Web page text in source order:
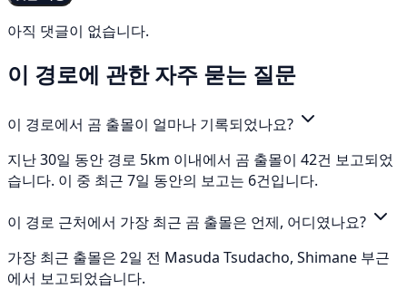
아직 댓글이 없습니다.
이 경로에 관한 자주 묻는 질문
이 경로에서 곰 출몰이 얼마나 기록되었나요?
지난 30일 동안 경로 5km 이내에서 곰 출몰이 42건 보고되었
습니다. 이 중 최근 7일 동안의 보고는 6건입니다.
이 경로 근처에서 가장 최근 곰 출몰은 언제, 어디였나요?
가장 최근 출몰은 2일 전 Masuda Tsudacho, Shimane 부근
에서 보고되었습니다.